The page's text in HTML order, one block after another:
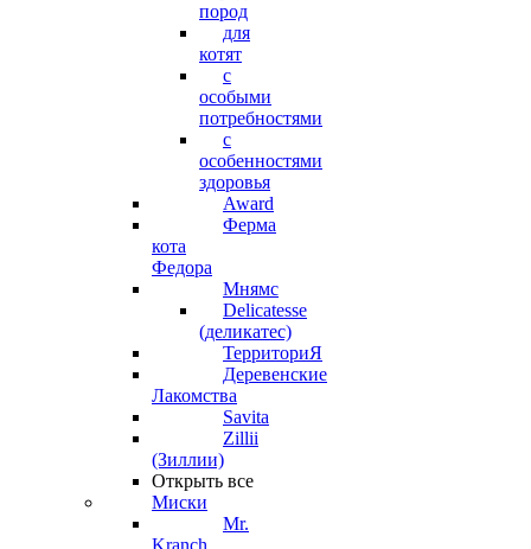
пород
для
котят
с
особыми
потребностями
с
особенностями
здоровья
Award
Ферма
кота
Федора
Мнямс
Delicatesse
(деликатес)
ТерриториЯ
Деревенские
Лакомства
Savita
Zillii
(Зиллии)
Открыть все
Миски
Mr.